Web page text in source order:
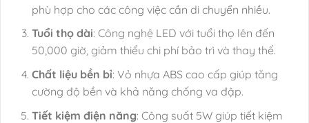
phù hợp cho các công việc cần di chuyển nhiều.
Tuổi thọ dài: Công nghệ LED với tuổi thọ lên đến
50,000 giờ, giảm thiểu chi phí bảo trì và thay thế.
Chất liệu bền bỉ: Vỏ nhựa ABS cao cấp giúp tăng
cường độ bền và khả năng chống va đập.
Tiết kiệm điện năng: Công suất 5W giúp tiết kiệm